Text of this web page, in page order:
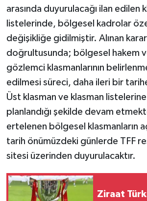
arasında duyurulacağı ilan edilen
listelerinde, bölgesel kadrolar
değişikliğe gidilmiştir. Alınan karar
doğrultusunda; bölgesel hakem
gözlemci klasmanlarının
edilmesi süreci, daha ileri bir
Üst klasman ve klasman
planlandığı şekilde devam
ertelenen bölgesel klasmanların
tarih önümüzdeki günlerde TFF
sitesi üzerinden duyurulacaktır.
Ziraat